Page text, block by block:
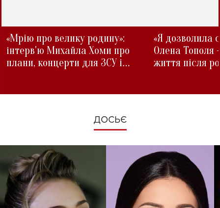
«Мрію про велику родину»:
інтерв'ю Михайла Хоми про
плани, концерти для ЗСУ і
«Я дозволила
Олена Тополя
життя після
ДОСЬЄ